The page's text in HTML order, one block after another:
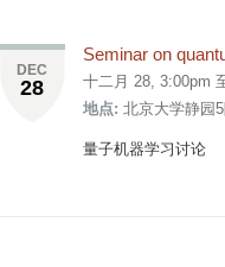
DEC
28
Seminar on
十二月 28, 3:00pm
地点: 北京大学静园5
量子机器学习讨论